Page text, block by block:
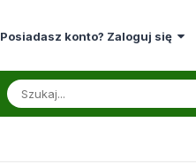
Posiadasz konto? Zaloguj się